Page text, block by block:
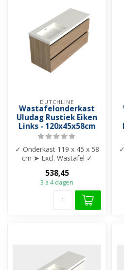
DUTCHLINE
Wastafelonderkast
Uludag Rustiek Eiken
Links - 120x45x58cm
✓ Onderkast 119 x 45 x 58
cm ➤ Excl. Wastafel ✓
✓ Tw...
538,45
3 a 4 dagen